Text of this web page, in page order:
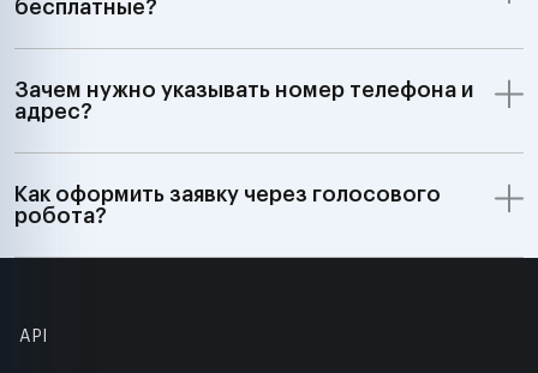
бесплатные?
Зачем нужно указывать номер телефона и
адрес?
Как оформить заявку через голосового
робота?
API